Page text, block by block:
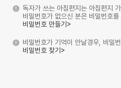
독자가 쓰는 아침편지는 아침편지
비밀번호가 없으신 분은 비밀번호
비밀번호 만들기>
비밀번호가 기억이 안날경우, 비밀
비밀번호 찾기>